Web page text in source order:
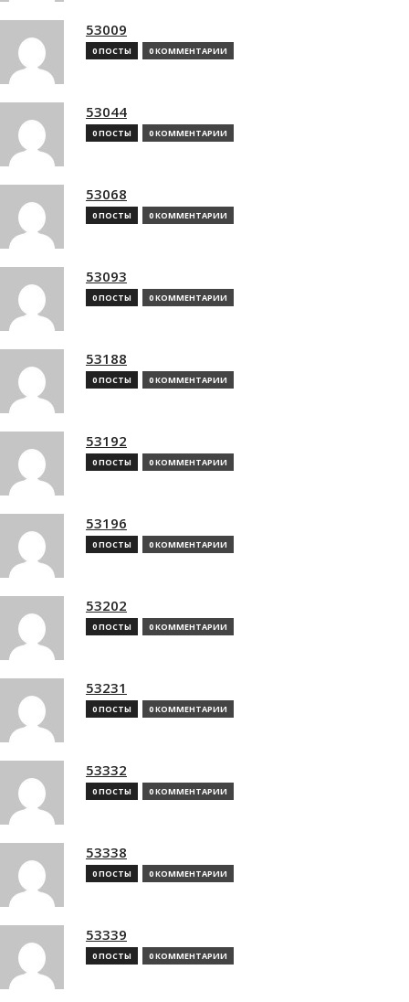
53009
0 ПОСТЫ 0 КОММЕНТАРИИ
53044
0 ПОСТЫ 0 КОММЕНТАРИИ
53068
0 ПОСТЫ 0 КОММЕНТАРИИ
53093
0 ПОСТЫ 0 КОММЕНТАРИИ
53188
0 ПОСТЫ 0 КОММЕНТАРИИ
53192
0 ПОСТЫ 0 КОММЕНТАРИИ
53196
0 ПОСТЫ 0 КОММЕНТАРИИ
53202
0 ПОСТЫ 0 КОММЕНТАРИИ
53231
0 ПОСТЫ 0 КОММЕНТАРИИ
53332
0 ПОСТЫ 0 КОММЕНТАРИИ
53338
0 ПОСТЫ 0 КОММЕНТАРИИ
53339
0 ПОСТЫ 0 КОММЕНТАРИИ